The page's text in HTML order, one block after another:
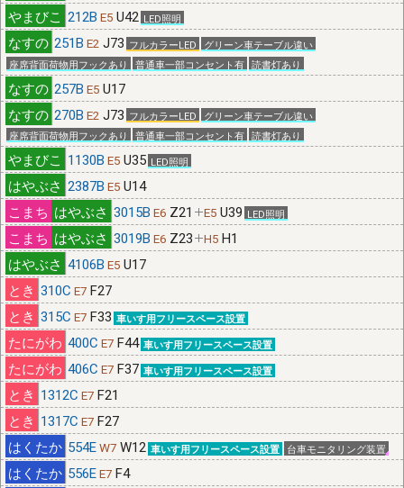
【ﾌﾞﾗｳｻﾞの設定】(chrome)右上ﾒﾆｭｰ⇒｢設定(歯車)｣⇒｢ｻｲﾄの設
定｣/(safari)左上ﾒﾆｭｰ⇒｢Webｻｲﾄの設定｣⇒｢位置情報｣ で位置情報
を｢許可｣にしてください｡
■2/20頃より中国IPから通常の10倍程度のアクセスがありサイト
が不安定になっておりました。穴埋め作業の結果、現在は通常の
3倍程度になっています。引き続き穴埋め作業を行います。
212B E5 U42 LED照明
251B E2 J73 フルカラーLED
グリーン車テーブル違い
座席背面荷物用フックあり
普通車一部コンセント有 読書灯あり
257B E5 U17
270B E2 J73 フルカラーLED
グリーン車テーブル違い
座席背面荷物用フックあり
普通車一部コンセント有 読書灯あり
1130B E5 U35 LED照明
2387B E5 U14
3015B E6 Z21 E5 U39 LED照明
3019B E6 Z23 H5 H1
4106B E5 U17
310C E7 F27
315C E7 F33 車いす用フリースペース設置
400C E7 F44 車いす用フリースペース設置
406C E7 F37 車いす用フリースペース設置
1312C E7 F21
1317C E7 F27
554EW7 W12 車いす用フリースペース設置 台車モニタリング装置
556EE7 F4